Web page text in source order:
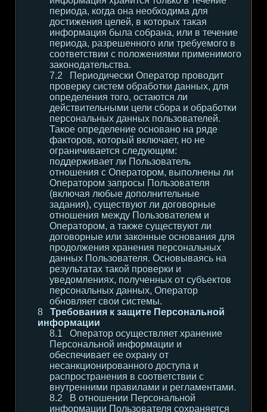
периода, когда она необходима для
достижения целей, в которых такая
информация была собрана, или в течение
периода, разрешенного или требуемого в
соответствии с положениями применимого
законодательства.
Периодически Оператор проводит
проверку систем обработки данных, для
определения того, остаются ли
действительными цели сбора и обработки
персональных данных пользователей.
Такое определение основано на ряде
факторов, который включает, но не
ограничивается следующим:
поддерживает ли Пользователь
отношения с Оператором, выполнены ли
Оператором запросы Пользователя
(включая любые дополнительные
задания), существуют ли договорные
отношения между Пользователем и
Оператором, а также существуют ли
договорные или законные основания для
продолжения хранения персональных
данных Пользователя. Основываясь на
результатах такой проверки и
уведомлениях, полученных от субъектов
персональных данных, Оператор
обновляет свои системы.
Требования к защите Персональной
информации
Оператор осуществляет хранение
Персональной информации и
обеспечивает ее охрану от
несанкционированного доступа и
распространения в соответствии с
внутренними правилами и регламентами.
В отношении Персональной
информации Пользователя сохраняется